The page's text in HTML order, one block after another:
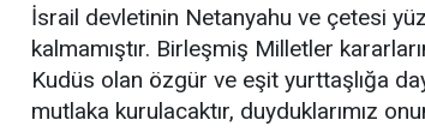
İsrail devletinin Netanyahu ve çetesi
kalmamıştır. Birleşmiş Milletler
Kudüs olan özgür ve eşit yurttaşlığa
mutlaka kurulacaktır, duyduklarımız